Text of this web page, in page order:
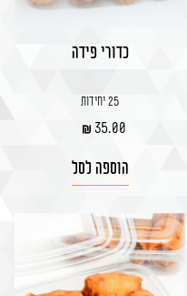
כדורי פידה
25 יחידות
35.00
הוספה לסל